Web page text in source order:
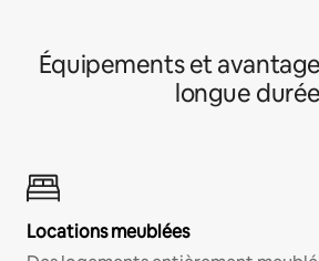
Équipements et
longue durée
Locations meublées